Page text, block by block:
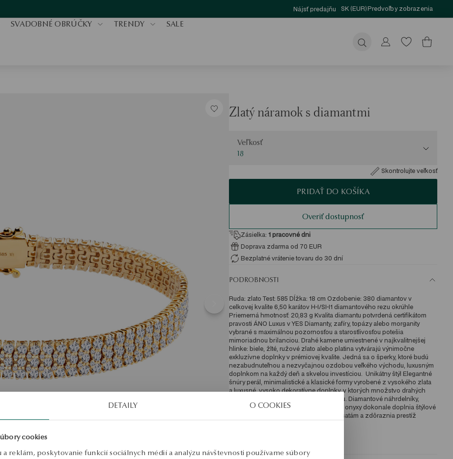
DETAILY O COOKIES
cookies
reklám, poskytovanie funkcií sociálnych médií a analýzu návštevnosti používame súbory
Nájsť predajňu SK (EUR)Predvoľby zobrazenia
SVADOBNÉ OBRÚČKY TRENDY SALE
Odoslať
Zlatý náramok s diamantmi
Veľkosť
18
Skontrolujte veľkosť
PRIDAŤ DO KOŠÍKA
Overiť dostupnosť
Zásielka: 1 pracovné dni
Doprava zdarma od 70 EUR
Bezplatné vrátenie tovaru do 30 dní
PODROBNOSTI
Ruda: zlato Test: 585 Dĺžka: 18 cm Ozdobenie: 380 diamantov v
celkovej kvalite 6,50 karátov H-I/SI-I1 diamantového rezu okrúhle
Priemerná hmotnosť: 20,83 g Kvalita diamantu potvrdená certifikátom
pravosti ÁNO Luxus v YES Diamanty, zafíry, topázy alebo morganity
vybrané s maximálnou pozornosťou a starostlivosťou potešia
mimoriadnou brilanciou. Drahé kamene umiestnené v najkvalitnejšej
hlinke: biele, žlté, ružové zlato alebo platina vytvárajú výnimočne
exkluzívne doplnky v prémiovej kvalite. Jedná sa o šperky, ktoré budú
nezabudnuteľnou a nezvyčajnou ozdobou veľkého východu, luxusným
doplnkom na každý deň a skvelou investíciou.  Unikátny štýl Elegantné
šnúry perál, minimalistické a klasické formy vyrobené z vysokého zlata
a luxusné, vysoko dekoratívne doplnky, v ktorých množstvo drahých
kameňov oslňuje fantastickou brilanciou. Diamantové náhrdelníky,
prstene s diamantmi, smaragdy, rubíny a onyxy dokonale doplnia štýlové
výtvory, dodajú sublimáciu elegantným šatám a zdôraznia prestíž